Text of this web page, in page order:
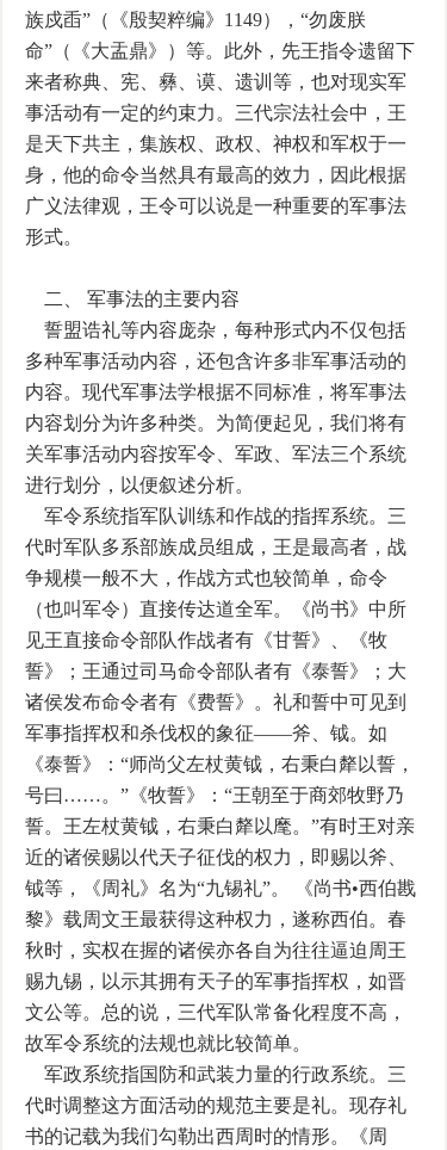
族戍臿”（《殷契粹编》1149），“勿废朕
命”（《大盂鼎》）等。此外，先王指令遗留下
来者称典、宪、彝、谟、遗训等，也对现实军
事活动有一定的约束力。三代宗法社会中，王
是天下共主，集族权、政权、神权和军权于一
身，他的命令当然具有最高的效力，因此根据
广义法律观，王令可以说是一种重要的军事法
形式。
二、 军事法的主要内容
誓盟诰礼等内容庞杂，每种形式内不仅包括
多种军事活动内容，还包含许多非军事活动的
内容。现代军事法学根据不同标准，将军事法
内容划分为许多种类。为简便起见，我们将有
关军事活动内容按军令、军政、军法三个系统
进行划分，以便叙述分析。
军令系统指军队训练和作战的指挥系统。三
代时军队多系部族成员组成，王是最高者，战
争规模一般不大，作战方式也较简单，命令
（也叫军令）直接传达道全军。《尚书》中所
见王直接命令部队作战者有《甘誓》、《牧
誓》；王通过司马命令部队者有《泰誓》；大
诸侯发布命令者有《费誓》。礼和誓中可见到
军事指挥权和杀伐权的象征――斧、钺。如
《泰誓》：“师尚父左杖黄钺，右秉白犛以誓，
号曰……。”《牧誓》：“王朝至于商郊牧野乃
誓。王左杖黄钺，右秉白犛以麾。”有时王对亲
近的诸侯赐以代天子征伐的权力，即赐以斧、
钺等，《周礼》名为“九锡礼”。 《尚书•西伯戡
黎》载周文王最获得这种权力，遂称西伯。春
秋时，实权在握的诸侯亦各自为往往逼迫周王
赐九锡，以示其拥有天子的军事指挥权，如晋
文公等。总的说，三代军队常备化程度不高，
故军令系统的法规也就比较简单。
军政系统指国防和武装力量的行政系统。三
代时调整这方面活动的规范主要是礼。现存礼
书的记载为我们勾勒出西周时的情形。《周